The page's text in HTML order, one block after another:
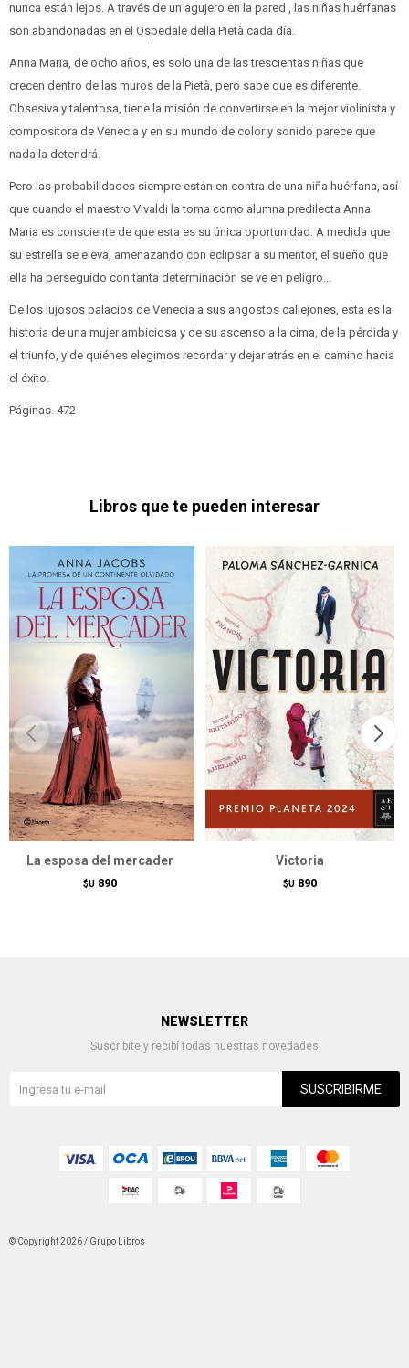
nunca están lejos. A través de un agujero en la pared , las niñas huérfanas
son abandonadas en el Ospedale della Pietà cada día.
Anna Maria, de ocho años, es solo una de las trescientas niñas que
crecen dentro de las muros de la Pietà, pero sabe que es diferente.
Obsesiva y talentosa, tiene la misión de convertirse en la mejor violinista y
compositora de Venecia y en su mundo de color y sonido parece que
nada la detendrá.
Pero las probabilidades siempre están en contra de una niña huérfana, así
que cuando el maestro Vivaldi la toma como alumna predilecta Anna
Maria es consciente de que esta es su única oportunidad. A medida que
su estrella se eleva, amenazando con eclipsar a su mentor, el sueño que
ella ha perseguido con tanta determinación se ve en peligro...
De los lujosos palacios de Venecia a sus angostos callejones, esta es la
historia de una mujer ambiciosa y de su ascenso a la cima, de la pérdida y
el triunfo, y de quiénes elegimos recordar y dejar atrás en el camino hacia
el éxito.
Páginas. 472
Libros que te pueden interesar
La esposa del mercader
$U 890
Victoria
$U 890
NEWSLETTER
¡Suscribite y recibí todas nuestras novedades!
SUSCRIBIRME
© Copyright 2026 / Grupo Libros